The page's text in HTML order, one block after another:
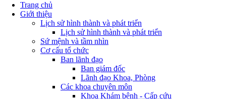
Trang chủ
Giới thiệu
Lịch sử hình thành và phát triển
Lịch sử hình thành và phát triển
Sứ mệnh và tầm nhìn
Cơ cấu tổ chức
Ban lãnh đạo
Ban giám đốc
Lãnh đạo Khoa, Phòng
Các khoa chuyên môn
Khoa Khám bệnh - Cấp cứu